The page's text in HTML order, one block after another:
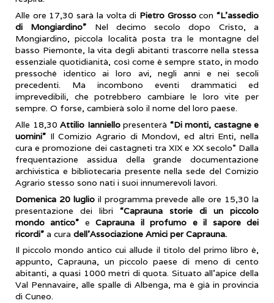
Alle ore 17,30 sarà la volta di Pietro Grossocon “L’assedio
di Mongiardino” Nel decimo secolo dopo Cristo, a
Mongiardino, piccola località posta tra le montagne del
basso Piemonte, la vita degli abitanti trascorre nella stessa
essenziale quotidianità, così come è sempre stato, in modo
pressoché identico ai loro avi, negli anni e nei secoli
precedenti. Ma incombono eventi drammatici ed
imprevedibili, che potrebbero cambiare le loro vite per
sempre. O forse, cambierà solo il nome del loro paese.
Alle 18,30 Attilio Ianniello presenterà “Di monti, castagne e
uomini” Il Comizio Agrario di Mondovì, ed altri Enti, nella
cura e promozione dei castagneti tra XIX e XX secolo” Dalla
frequentazione assidua della grande documentazione
archivistica e bibliotecaria presente nella sede del Comizio
Agrario stesso sono nati i suoi innumerevoli lavori.
Domenica 20 luglioil programma prevede alle ore 15,30 la
presentazione dei libri “Caprauna storie di un piccolo
mondo antico” e Caprauna il profumo e il sapore dei
ricordi” a cura dell’Associazione Amici per Caprauna.
Il piccolo mondo antico cui allude il titolo del primo libro è,
appunto, Caprauna, un piccolo paese di meno di cento
abitanti, a quasi 1000 metri di quota. Situato all'apice della
Val Pennavaire, alle spalle di Albenga, ma è già in provincia
di Cuneo.